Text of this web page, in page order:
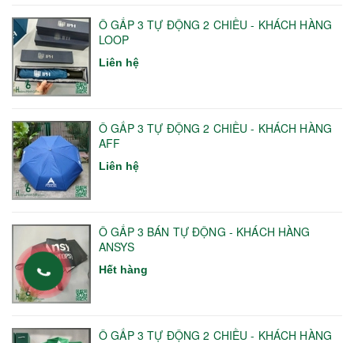
Ô GẤP 3 TỰ ĐỘNG 2 CHIỀU - KHÁCH HÀNG
LOOP
Liên hệ
Ô GẤP 3 TỰ ĐỘNG 2 CHIỀU - KHÁCH HÀNG
AFF
Liên hệ
Ô GẤP 3 BÁN TỰ ĐỘNG - KHÁCH HÀNG
ANSYS
Hết hàng
Ô GẤP 3 TỰ ĐỘNG 2 CHIỀU - KHÁCH HÀNG